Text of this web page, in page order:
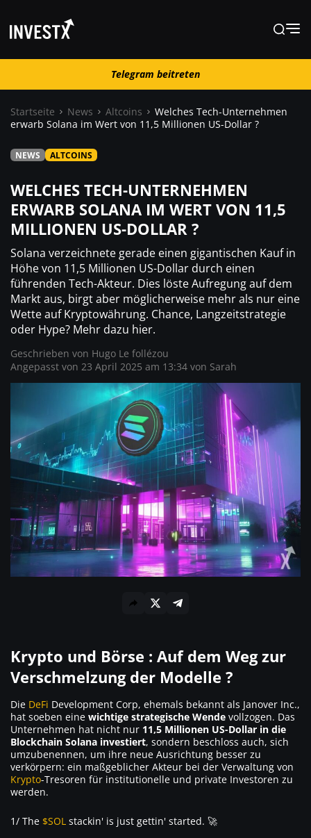
Telegram beitreten
Lernen
Trading
Wo kaufen ?
Casino
Telegram beitreten
Startseite News Altcoins
Welches Tech-Unternehmen
erwarb Solana im Wert von 11,5 Millionen US-Dollar ?
NEWS ALTCOINS
WELCHES TECH-UNTERNEHMEN
ERWARB SOLANA IM WERT VON 11,5
MILLIONEN US-DOLLAR ?
Solana verzeichnete gerade einen gigantischen Kauf in
Höhe von 11,5 Millionen US-Dollar durch einen
führenden Tech-Akteur. Dies löste Aufregung auf dem
Markt aus, birgt aber möglicherweise mehr als nur eine
Wette auf Kryptowährung. Chance, Langzeitstrategie
oder Hype? Mehr dazu hier.
Geschrieben von Hugo Le follézou
Angepasst von 23 April 2025 am 13:34 von Sarah
Krypto und Börse : Auf dem Weg zur
Verschmelzung der Modelle ?
Die DeFi Development Corp, ehemals bekannt als Janover Inc.,
hat soeben eine wichtige strategische Wende vollzogen. Das
Unternehmen hat nicht nur 11,5 Millionen US-Dollar in die
Blockchain Solana investiert, sondern beschloss auch, sich
umzubenennen, um ihre neue Ausrichtung besser zu
verkörpern: ein maßgeblicher Akteur bei der Verwaltung von
Krypto-Tresoren für institutionelle und private Investoren zu
werden.
1/ The $SOL stackin' is just gettin' started. 🚀